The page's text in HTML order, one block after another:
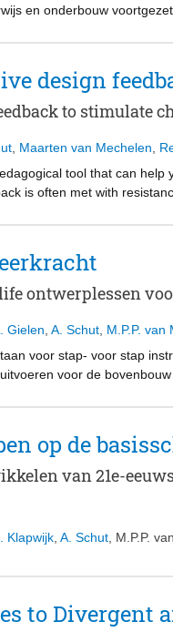
en onderbouw
pakket in handen om
de omgevingsvlog,
en het geven van
design
to stimulate
Maarten van Mechelen
tool that can
is often met with
a group of primary
(1) guide towards a
of the design to
move forward by guiding
support young novice
by the intervention.
we hope to give
ontwerplessen
Gielen A. Schut M.P.P. van
voor stap- voor stap
voor de
thema’s uit
en empathie te
videostrip. De
op de
van 21e-
Klapwijk A. Schut M.P.P.
to Divergent